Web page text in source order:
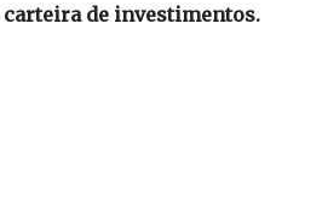
carteira de investimentos.